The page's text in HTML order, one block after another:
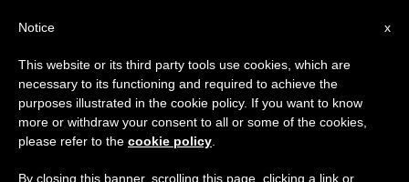
“Lasciamoci abbracciare dal
Bambino, avremo una pace nel
x
Notice
This website or its third party tools use cookies, which are
necessary to its functioning and required to achieve the
purposes illustrated in the cookie policy. If you want to know
more or withdraw your consent to all or some of the cookies,
please refer to the cookie policy
By closing this banner, scrolling this page, clicking a link or